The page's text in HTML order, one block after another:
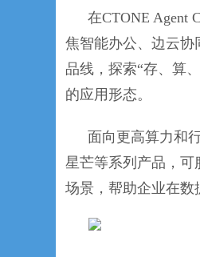
在CTONE Agent
焦智能办公、边云协
品线，探索“存、算
的应用形态。
面向更高算力和
星芒等系列产品，
场景，帮助企业在数